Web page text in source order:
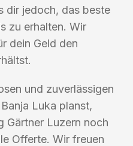
dir jedoch, das beste
zu erhalten. Wir
dein Geld den
und zuverlässigen
Luka planst,
Gärtner Luzern noch
Offerte. Wir freuen